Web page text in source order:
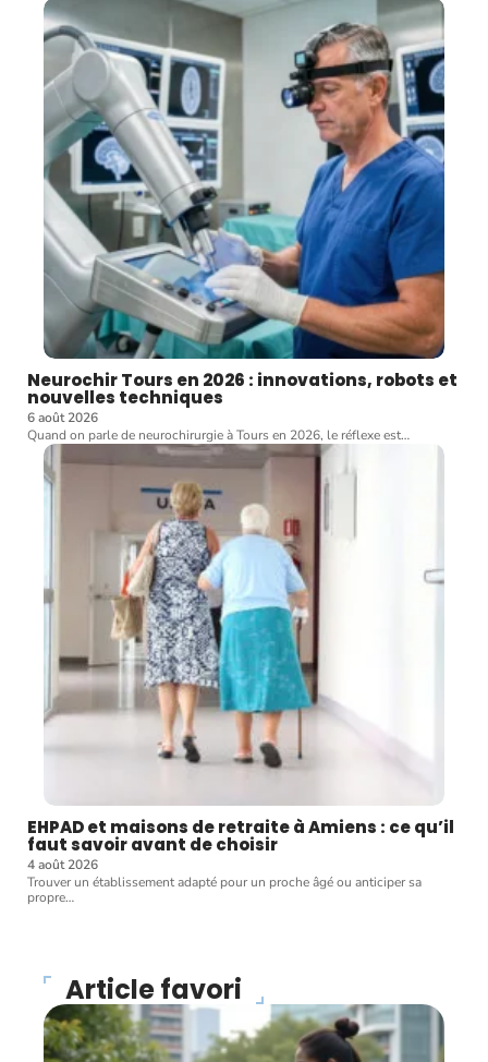
Neurochir Tours en 2026 : innovations, robots et
nouvelles techniques
6 août 2026
Quand on parle de neurochirurgie à Tours en 2026, le réflexe est…
EHPAD et maisons de retraite à Amiens : ce qu’il
faut savoir avant de choisir
4 août 2026
Trouver un établissement adapté pour un proche âgé ou anticiper sa
propre…
Article favori